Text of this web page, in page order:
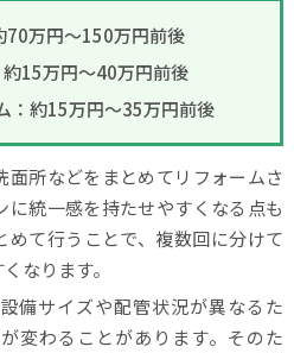
70万円〜150万円前後
約15万円〜40万円前後
：約15万円〜35万円前後
面所などをまとめてリフォームさ
統一感を持たせやすくなる点も
て行うことで、複数回に分けて
なります。
備サイズや配管状況が異なるた
変わることがあります。そのた